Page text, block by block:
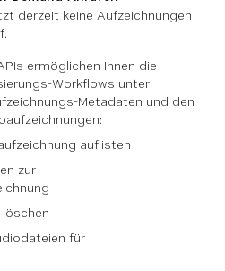
derzeit keine Aufzeichnungen
ermöglichen Ihnen die
Workflows unter
Metadaten und den
auflisten
zur
für